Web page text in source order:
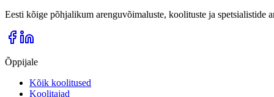
Eesti kõige põhjalikum arenguvõimaluste, koolituste ja spetsialistide
Õppijale
Kõik koolitused
Koolitajad